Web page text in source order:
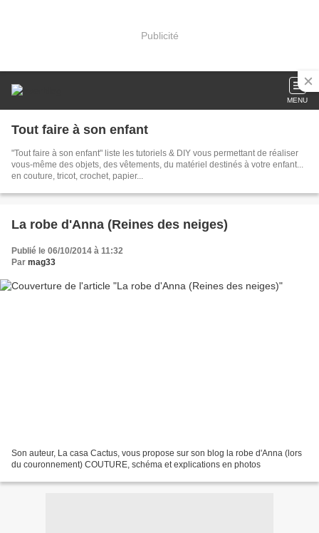
Publicité
MENU
Tout faire à son enfant
"Tout faire à son enfant" liste les tutoriels & DIY vous permettant de réaliser
vous-même des objets, des vêtements, du matériel destinés à votre enfant...
en couture, tricot, crochet, papier...
La robe d'Anna (Reines des neiges)
Publié le 06/10/2014 à 11:32
Par mag33
Son auteur, La casa Cactus, vous propose sur son blog la robe d'Anna (lors
du couronnement) COUTURE, schéma et explications en photos